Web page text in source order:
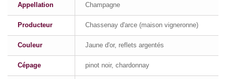
Appellation Champagne
Producteur Chassenay d'arce (maison vigneronne)
Couleur Jaune d'or, reflets argentés
Cépage pinot noir, chardonnay